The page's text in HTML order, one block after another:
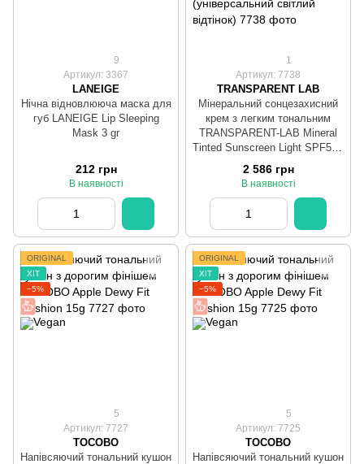
9
Артикул: 3367
LANEIGE
Нічна відновлююча маска для
губ LANEIGE Lip Sleeping
Mask 3 gr
212 грн
В наявності
1
Артикул: 7738
TRANSPARENT LAB
Мінеральний сонцезахисний
крем з легким тональним
TRANSPARENT-LAB Mineral
Tinted Sunscreen Light SPF50+
100 мл (універсальний
світлий відтінок)
2 586 грн
В наявності
ORIGINAL
ХІТ
−5%
5
Артикул: 7727
TOCOBO
Напівсяючий тональний кушон
ORIGINAL
ХІТ
−5%
5
Артикул: 7725
TOCOBO
Напівсяючий тональний кушон